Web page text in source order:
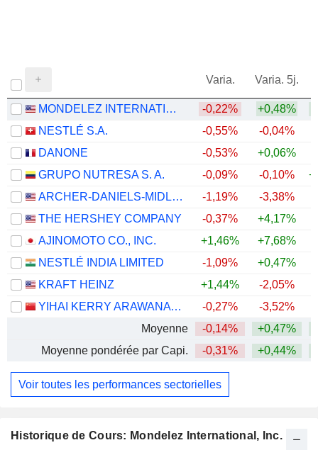
Varia. Varia. 5j.
MONDELEZ INTERNATIONAL, INC. -0,22% +0,48%
NESTLÉ S.A.
-0,55% -0,04%
DANONE
-0,53% +0,06%
GRUPO NUTRESA S. A.
-0,09% -0,10%
ARCHER-DANIELS-MIDLAND COMPANY
-1,19% -3,38%
THE HERSHEY COMPANY
-0,37% +4,17%
AJINOMOTO CO., INC.
+1,46% +7,68%
NESTLÉ INDIA LIMITED
-1,09% +0,47%
KRAFT HEINZ
+1,44% -2,05%
YIHAI KERRY ARAWANA HOLDINGS CO., LTD
-0,27% -3,52%
Moyenne
-0,14% +0,47%
Moyenne pondérée par Capi.
-0,31% +0,44%
Voir toutes les performances sectorielles
Historique de Cours: Mondelez International, Inc.